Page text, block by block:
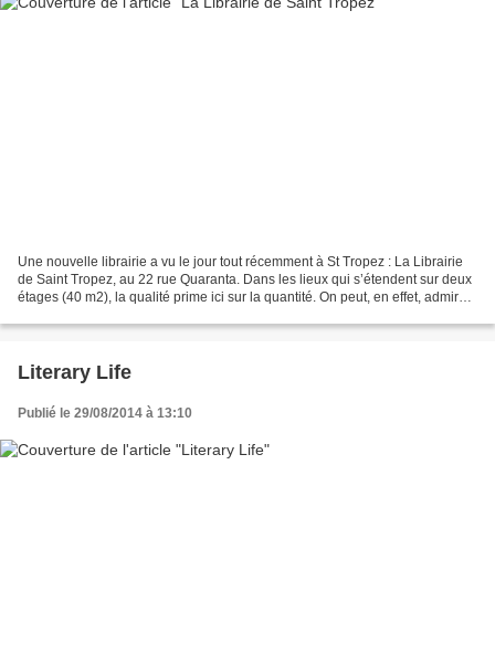
Une nouvelle librairie a vu le jour tout récemment à St Tropez : La Librairie
de Saint Tropez, au 22 rue Quaranta. Dans les lieux qui s’étendent sur deux
étages (40 m2), la qualité prime ici sur la quantité. On peut, en effet, admirer
Literary Life
Publié le 29/08/2014 à 13:10